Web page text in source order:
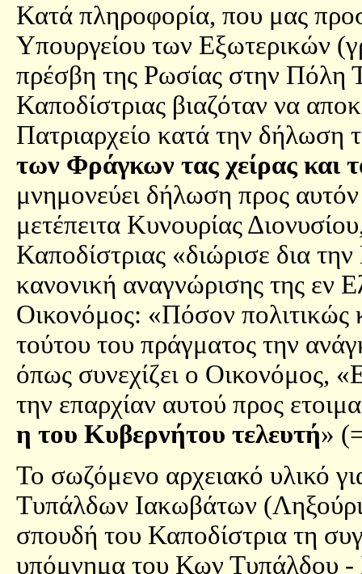
Κατά πληροφορία, που μας
Υπουργείου των Εξωτερικών
πρέσβη της Ρωσίας στην
Καποδίστριας βιαζόταν να
Πατριαρχείο κατά την δήλωση
των Φράγκων τας χείρας και
μνημονεύει δήλωση προς
μετέπειτα Κυνουρίας
Καποδίστριας «διώρισε δια
κανονική αναγνώρισης της εν
Οικονόμος: «Πόσον πολιτικώς
τούτου του πράγματος την
όπως συνεχίζει ο Οικονόμος,
την επαρχίαν αυτού προς
η του Κυβερνήτου τελευτή»
Το σωζόμενο αρχειακό υλικό
Τυπάλδων Ιακωβάτων
σπουδή του Καποδίστρια τη
υπόμνημα του Κων Τυπάλδου -